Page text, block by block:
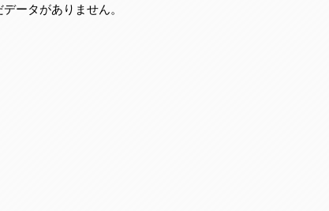
データがありません。